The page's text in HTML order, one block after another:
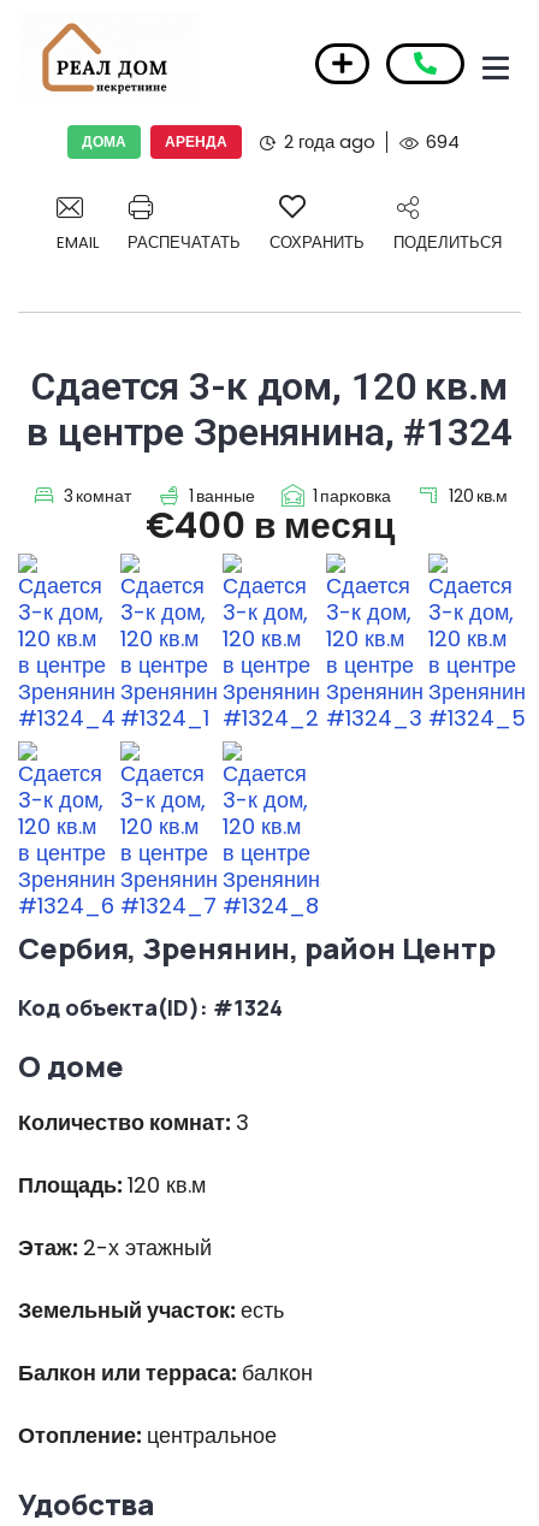
ДОМА АРЕНДА 2 года ago 694
EMAIL РАСПЕЧАТАТЬ СОХРАНИТЬ ПОДЕЛИТЬСЯ
Сдается 3-к дом, 120 кв.м
в центре Зренянина, #1324
3 комнат 1 ванные 1 парковка 120 кв.м
€400 в месяц
Сербия, Зренянин, район Центр
Код объекта(ID): #1324
О доме
Количество комнат: 3
Площадь: 120 кв.м
Этаж: 2-х этажный
Земельный участок: есть
Балкон или терраса: балкон
Отопление: центральное
Удобства